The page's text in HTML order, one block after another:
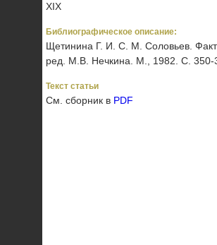
XIX
Библиографическое описание:
Щетинина Г. И. С. М. Соловьев.
ред. М.В. Нечкина. М., 1982. С. 350-
Текст статьи
См. сборник в PDF